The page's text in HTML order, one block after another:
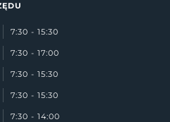
7:30 - 15:30
7:30 - 17:00
7:30 - 15:30
7:30 - 15:30
7:30 - 14:00